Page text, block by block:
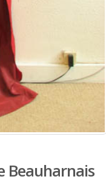
Beauharnais